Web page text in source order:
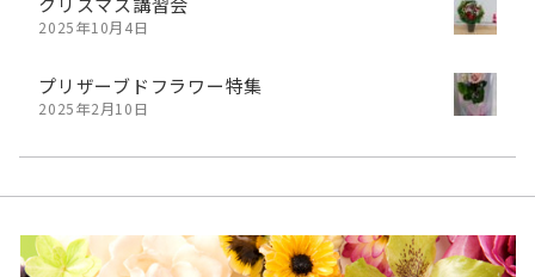
2025年10月4日
プリザーブドフラワー特集
2025年2月10日